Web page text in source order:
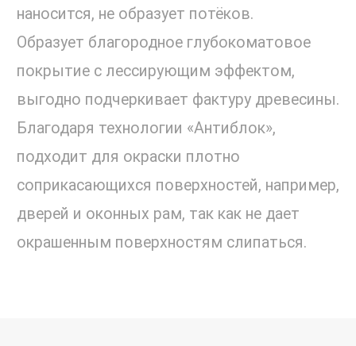
наносится, не образует потёков.
Образует благородное глубокоматовое
покрытие с лессирующим эффектом,
выгодно подчеркивает фактуру древесины.
Благодаря технологии «Антиблок»,
подходит для окраски плотно
соприкасающихся поверхностей, например,
дверей и оконных рам, так как не дает
окрашенным поверхностям слипаться.